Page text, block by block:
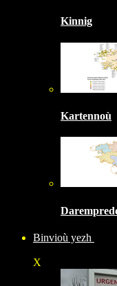
Kinnig
Kartennoù
Binvioù yezh
X